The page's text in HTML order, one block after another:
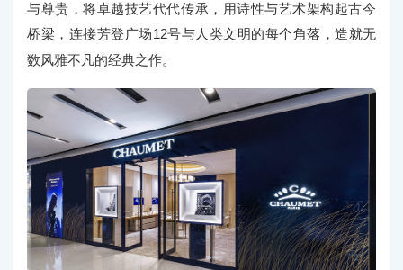
与尊贵，将卓越技艺代代传承，用诗性与艺术架构起古今
桥梁，连接芳登广场12号与人类文明的每个角落，造就无
数风雅不凡的经典之作。